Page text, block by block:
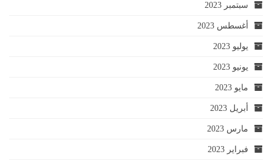
سبتمبر 2023
أغسطس 2023
يوليو 2023
يونيو 2023
مايو 2023
أبريل 2023
مارس 2023
فبراير 2023